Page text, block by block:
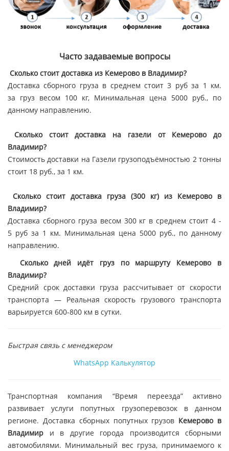
Часто задаваемые вопросы
Сколько стоит доставка из Кемерово в Владимир?
Доставка сборного груза в среднем стоит 3 руб за 1 км.
за груз весом 100 кг, Минимальная цена 5000 руб., по
данному направлению.
Сколько стоит доставка на газели от Кемерово до
Владимир?
Стоимость доставки на Газели грузоподъёмностью 2 тонны
стоит 18 руб., за 1 км.
Сколько стоит доставка груза (300 кг) из Кемерово в
Владимир?
Доставка сборного груза весом 300 кг в среднем стоит 4 -
5 руб за 1 км. Минимальная цена 5000 руб., по данному
направлению.
Сколько дней идёт груз по маршруту Кемерово в
Владимир?
Средний срок доставки груза рассчитывает от скорости
транспорта — Реальная скорость грузового транспорта
варьируется 600-800 км в сутки.
Быстрая связь с менеджером
WhatsApp Калькулятор
Транспортная компания “Время переезда” активно
развивает услуги попутных грузоперевозок в данном
регионе. Доставка сборных попутных грузов Кемерово в
Владимир и в другие города производится сборными
автомобилями. Минимальный вес груза, принимаемого к